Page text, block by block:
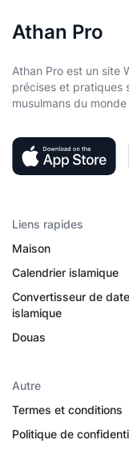
Athan Pro
Athan Pro est un site
précises et pratiques
musulmans du monde
Liens rapides
Maison
Calendrier islamique
Convertisseur de date
islamique
Douas
Autre
Termes et conditions
Politique de